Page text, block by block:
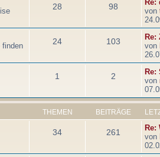
28 98
Re:
von
finden
24 103
Re:
von
1 2
Re:
von
THEMEN BEITRÄGE
34 261
Re:
von